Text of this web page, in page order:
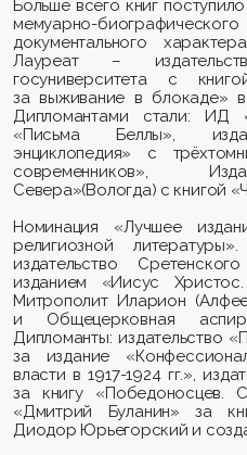
Больше всего книг
мемуарно-
документального
Лауреат –
госуниверситета с
за выживание в блокаде»
Дипломантами стали: ИД
«Письма Беллы»,
энциклопедия» с
современников»,
Севера»(Вологда) с книгой
Номинация «Лучшее
религиозной
издательство
изданием «Иисус
Митрополит Иларион
и Общецерковная
Дипломанты: издательство
за издание
власти в 1917-1924 гг.»,
за книгу «Победоносцев.
«Дмитрий Буланин» за
Диодор Юрьегорский и